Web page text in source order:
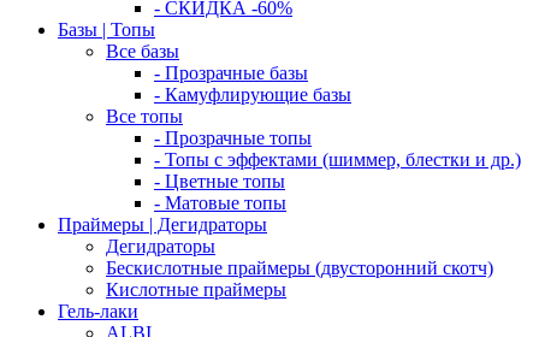
- СКИДКА -60%
Базы | Топы
Все базы
- Прозрачные базы
- Камуфлирующие базы
Все топы
- Прозрачные топы
- Топы с эффектами (шиммер, блестки и др.)
- Цветные топы
- Матовые топы
Праймеры | Дегидраторы
Дегидраторы
Бескислотные праймеры (двусторонний скотч)
Кислотные праймеры
Гель-лаки
ALBI